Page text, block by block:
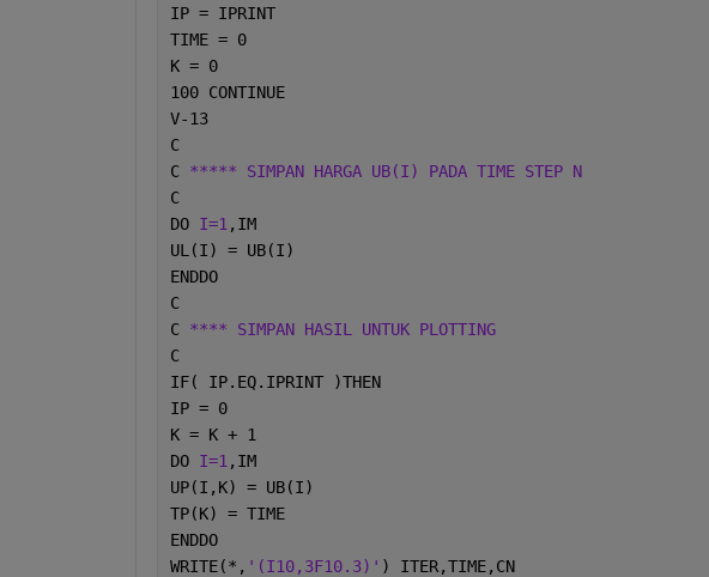
IP = IPRINT
TIME = 0
K = 0
100 CONTINUE
V-13
C
C ***** SIMPAN HARGA UB(I) PADA TIME STEP N
C
DO I=1 ,IM
UL(I) = UB(I)
ENDDO
C
C **** SIMPAN HASIL UNTUK PLOTTING
C
IF( IP.EQ.IPRINT )THEN
IP = 0
K = K + 1
DO I=1 ,IM
UP(I,K) = UB(I)
TP(K) = TIME
ENDDO
WRITE(*, '(I10,3F10.3)' ) ITER,TIME,CN